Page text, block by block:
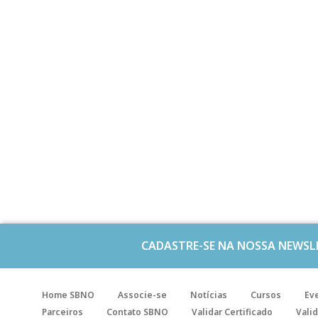
CADASTRE-SE NA NOSSA
Home SBNO Associe-se Notícias Cursos
Parceiros
Contato SBNO Validar Certificado